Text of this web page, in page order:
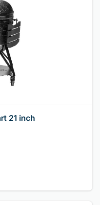
21 inch